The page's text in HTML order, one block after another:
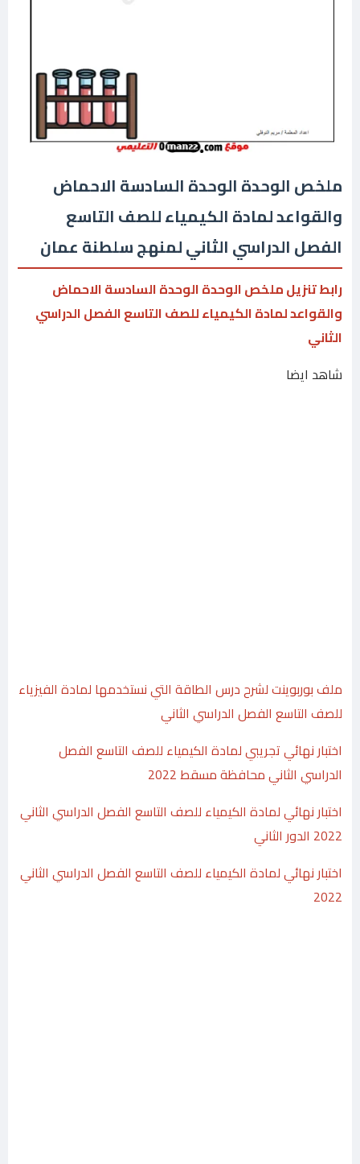
ملخص الوحدة الوحدة السادسة الاحماض
والقواعد لمادة الكيمياء للصف التاسع
الفصل الدراسي الثاني لمنهج سلطنة عمان
رابط تنزيل ملخص الوحدة الوحدة السادسة الاحماض
والقواعد لمادة الكيمياء للصف التاسع الفصل الدراسي
الثاني
شاهد ايضا
ملف بوربوينت لشرح درس الطاقة التي نستخدمها لمادة الفيزياء
للصف التاسع الفصل الدراسي الثاني
اختبار نهائي تجريبي لمادة الكيمياء للصف التاسع الفصل
الدراسي الثاني محافظة مسقط 2022
اختبار نهائي لمادة الكيمياء للصف التاسع الفصل الدراسي الثاني
2022 الدور الثاني
اختبار نهائي لمادة الكيمياء للصف التاسع الفصل الدراسي الثاني
2022